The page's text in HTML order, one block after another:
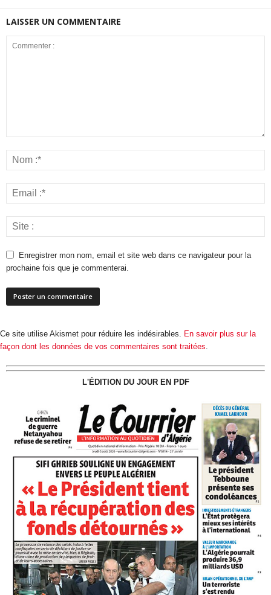
LAISSER UN COMMENTAIRE
Enregistrer mon nom, email et site web dans ce navigateur pour la
prochaine fois que je commenterai.
Ce site utilise Akismet pour réduire les indésirables. En savoir plus sur la
façon dont les données de vos commentaires sont traitées
L'ÉDITION DU JOUR EN PDF